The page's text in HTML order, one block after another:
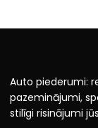
Auto piederumi:
pazeminājumi,
stilīgi risinājumi